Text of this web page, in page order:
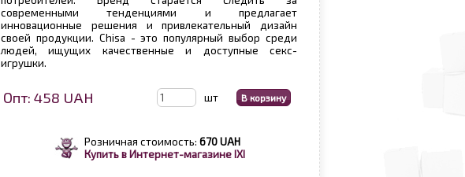
современными тенденциями и предлагает
инновационные решения и привлекательный дизайн
своей продукции. Chisa - это популярный выбор среди
людей, ищущих качественные и доступные секс-
игрушки.
Опт: 458 UAH шт
Розничная стоимость: 670 UAH
Купить в Интернет-магазине IXI